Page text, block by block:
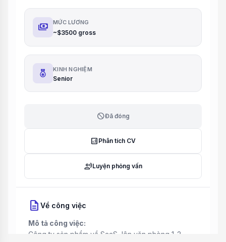
payments MỨC LƯƠNG
~$3500 gross
KINH NGHIỆM
Senior
blockĐã đóng
analytics Phân tích CV
record_voice_overLuyện phỏng vấn
description Về công việc
Mô tả công việc:
Công ty sản phẩm về SaaS, lên văn phòng 1-2